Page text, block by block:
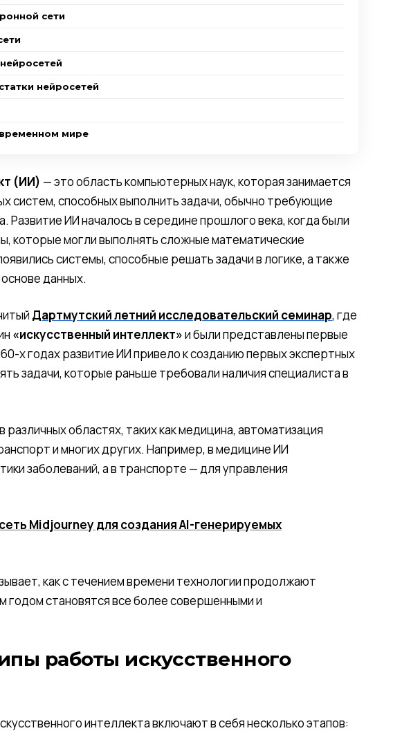
сети
нейросетей
мире
(ИИ) — это область компьютерных наук, которая занимается
систем, способных выполнить задачи, обычно требующие
Развитие ИИ началось в середине прошлого века, когда были
которые могли выполнять сложные математические
системы, способные решать задачи в логике, а также
данных.
Дартмутский летний исследовательский семинар, где
«искусственный интеллект»и были представлены первые
х годах развитие ИИ привело к созданию первых экспертных
задачи, которые раньше требовали наличия специалиста в
различных областях, таких как медицина, автоматизация
и многих других. Например, в медицине ИИ
заболеваний, а в транспорте — для управления
Midjourney для создания AI-генерируемых
как с течением времени технологии продолжают
годом становятся все более совершенными и
работы искусственного
интеллекта включают в себя несколько этапов: